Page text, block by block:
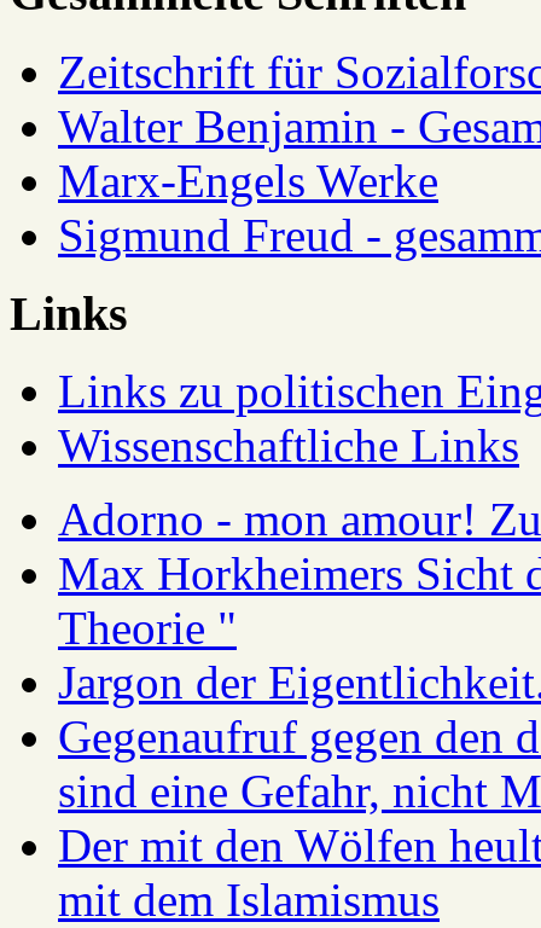
Zeitschrift für
Walter Benjamin -
Marx-Engels Werke
Sigmund Freud -
Links
Links zu politischen
Wissenschaftliche Links
Adorno - mon amour!
Max Horkheimers Sicht
Theorie "
Jargon der
Gegenaufruf gegen den
sind eine Gefahr, nicht
Der mit den Wölfen
mit dem Islamismus